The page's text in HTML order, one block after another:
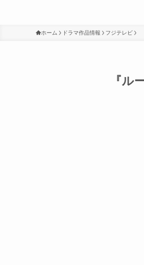
ホーム ドラマ作品情報 フジテレビ
『ル